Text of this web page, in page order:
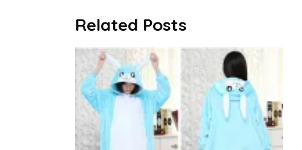
Related Posts